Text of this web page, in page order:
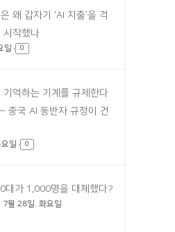
왜 갑자기 ‘AI 지출’을 걱
시작했나
일 0
기억하는 기계를 규제한다
중국 AI 동반자 규정이 건
일 0
대가 1,000명을 대체했다?
월 28일. 화요일